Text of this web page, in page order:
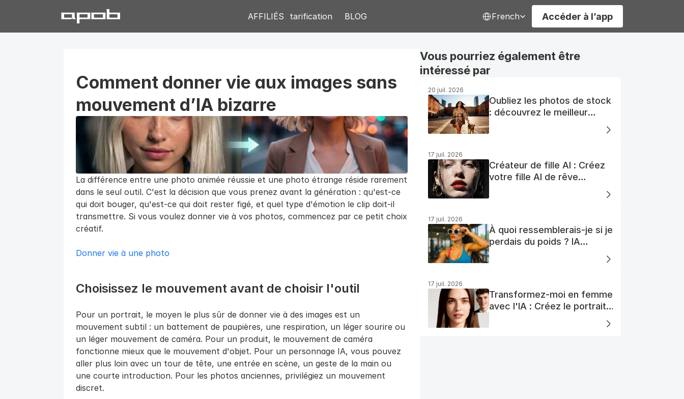
AFFILIÉS tarification BLOG French Accéder à l’app
Comment donner vie aux images sans
mouvement d’IA bizarre
La différence entre une photo animée réussie et une photo étrange réside rarement
dans le seul outil. C'est la décision que vous prenez avant la génération : qu'est-ce
qui doit bouger, qu'est-ce qui doit rester figé, et quel type d'émotion le clip doit-il
transmettre. Si vous voulez donner vie à vos photos, commencez par ce petit choix
créatif.
Donner vie à une photo
Choisissez le mouvement avant de choisir l'outil
Pour un portrait, le moyen le plus sûr de donner vie à des images est un
mouvement subtil : un battement de paupières, une respiration, un léger sourire ou
un léger mouvement de caméra. Pour un produit, le mouvement de caméra
fonctionne mieux que le mouvement d'objet. Pour un personnage IA, vous pouvez
aller plus loin avec un tour de tête, une entrée en scène, un geste de la main ou
une courte introduction. Pour les photos anciennes, privilégiez un mouvement
discret.
Vous pourriez également être
intéressé par
20 juil. 2026
Oubliez les photos de stock
: découvrez le meilleur
générateur de photos AI
gratuit
17 juil. 2026
Créateur de fille AI : Créez
votre fille AI de rêve
17 juil. 2026
À quoi ressemblerais-je si je
perdais du poids ? IA
Visualisation
17 juil. 2026
Transformez-moi en femme
avec l'IA : Créez le portrait
de votre femme AI parfaite